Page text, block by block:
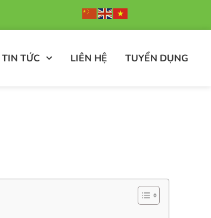
TIN TỨC LIÊN HỆ TUYỂN DỤNG